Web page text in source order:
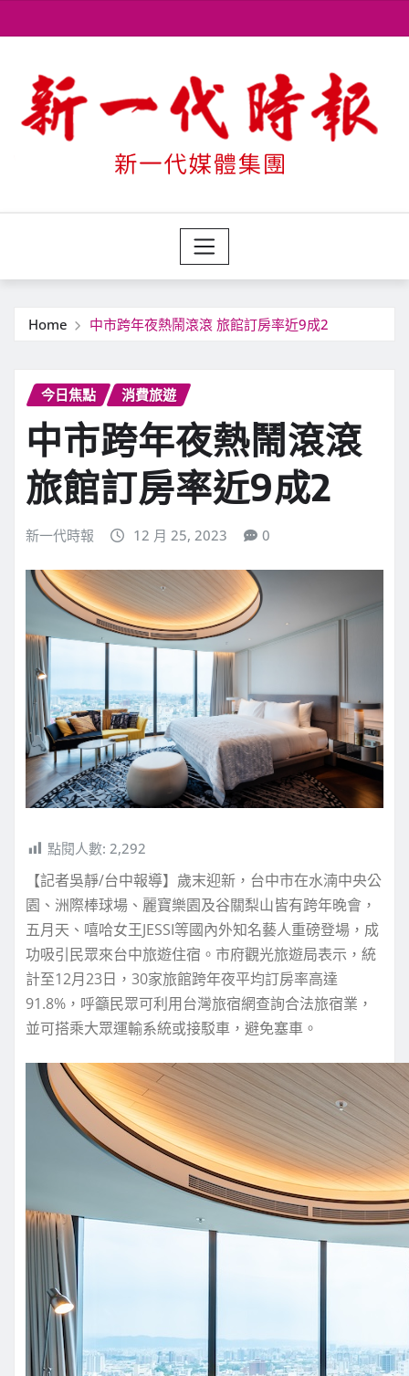
to
Home 中市跨年夜熱鬧滾滾 旅館訂房率近9成2
今日焦點 消費旅遊
中市跨年夜熱鬧滾滾
旅館訂房率近9成2
新一代時報 12 月 25, 2023 0
點閱人數: 2,292
【記者吳靜/台中報導】歲末迎新，台中市在水湳中央公
園、洲際棒球場、麗寶樂園及谷關梨山皆有跨年晚會，
五月天、嘻哈女王JESSI等國內外知名藝人重磅登場，成
功吸引民眾來台中旅遊住宿。市府觀光旅遊局表示，統
計至12月23日，30家旅館跨年夜平均訂房率高達
91.8%，呼籲民眾可利用台灣旅宿網查詢合法旅宿業，
並可搭乘大眾運輸系統或接駁車，避免塞車。